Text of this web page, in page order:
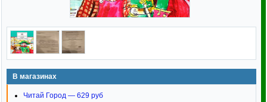
В магазинах
Читай Город — 629 руб